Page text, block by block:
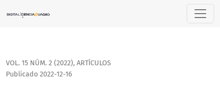
UNA MIRADA MULTIDIMENSIONAL DEL ESTUDIO DE LAS
VOL. 15 NÚM. 2 (2022), ARTÍCULOS
Publicado 2022-12-16